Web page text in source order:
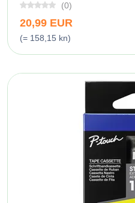
(0)
20,99 EUR
(= 158,15 kn)